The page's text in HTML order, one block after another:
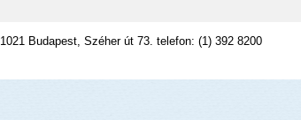
1021 Budapest, Széher út 73. telefon: (1) 392 8200